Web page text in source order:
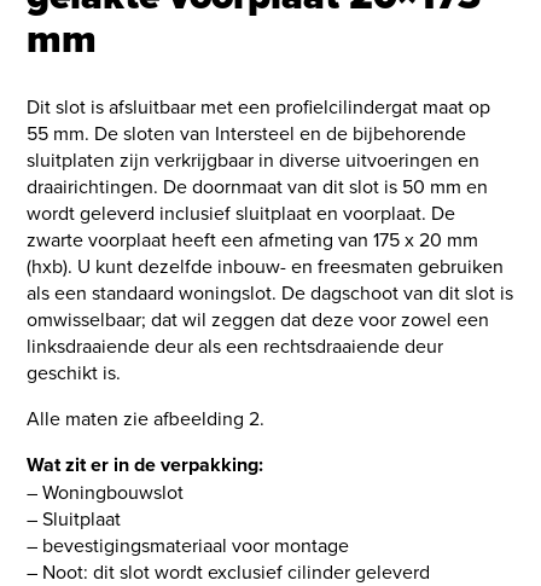
mm
Dit slot is afsluitbaar met een profielcilindergat maat op
55 mm. De sloten van Intersteel en de bijbehorende
sluitplaten zijn verkrijgbaar in diverse uitvoeringen en
draairichtingen. De doornmaat van dit slot is 50 mm en
wordt geleverd inclusief sluitplaat en voorplaat. De
zwarte voorplaat heeft een afmeting van 175 x 20 mm
(hxb). U kunt dezelfde inbouw- en freesmaten gebruiken
als een standaard woningslot. De dagschoot van dit slot is
omwisselbaar; dat wil zeggen dat deze voor zowel een
linksdraaiende deur als een rechtsdraaiende deur
geschikt is.
Alle maten zie afbeelding 2.
Wat zit er in de verpakking:
– Woningbouwslot
– Sluitplaat
– bevestigingsmateriaal voor montage
– Noot: dit slot wordt exclusief cilinder geleverd